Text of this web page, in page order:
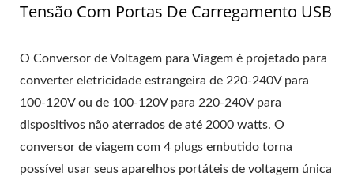
Tensão Com Portas De Carregamento USB
O Conversor de Voltagem para Viagem é projetado para
converter eletricidade estrangeira de 220-240V para
100-120V ou de 100-120V para 220-240V para
dispositivos não aterrados de até 2000 watts. O
conversor de viagem com 4 plugs embutido torna
possível usar seus aparelhos portáteis de voltagem única